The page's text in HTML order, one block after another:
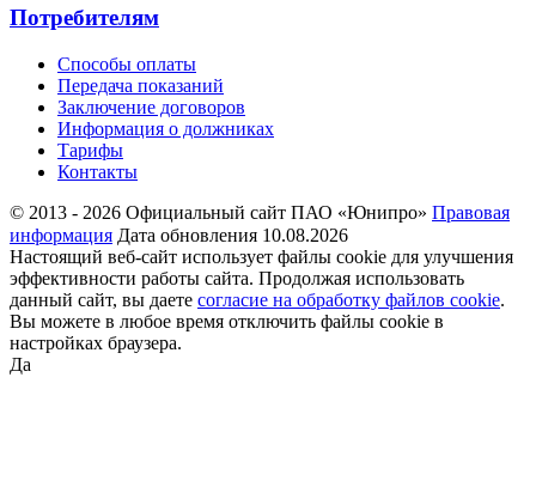
Потребителям
Способы оплаты
Передача показаний
Заключение договоров
Информация о должниках
Тарифы
Контакты
© 2013 - 2026 Официальный сайт ПАО «Юнипро» Правовая
информация Дата обновления 10.08.2026
Настоящий веб-сайт использует файлы cookie для улучшения
эффективности работы сайта. Продолжая использовать
данный сайт, вы даете согласие на обработку файлов cookie.
Вы можете в любое время отключить файлы cookie в
настройках браузера.
Да